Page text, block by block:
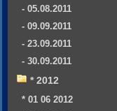
- 05.08.2011
- 09.09.2011
- 23.09.2011
- 30.09.2011
* 2012
* 01 06 2012